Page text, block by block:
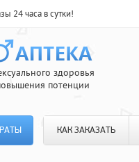
24 часа в сутки!
здоровья
потенции
КАК ЗАКАЗАТЬ